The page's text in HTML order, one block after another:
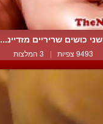
שני כושים שריריים מזדיינ...
9493 צפיות | 3 המלצות